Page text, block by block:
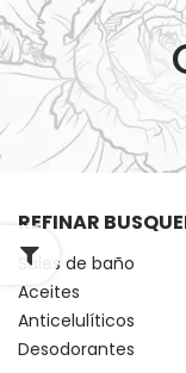
REFINAR
Sales de baño
Aceites
Anticelulíticos
Desodorantes